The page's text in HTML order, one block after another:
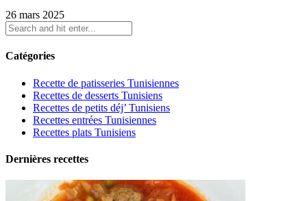
26 mars 2025
Catégories
Recette de patisseries Tunisiennes
Recettes de desserts Tunisiens
Recettes de petits déj’ Tunisiens
Recettes entrées Tunisiennes
Recettes plats Tunisiens
Dernières recettes